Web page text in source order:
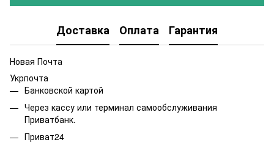
Доставка Оплата Гарантия
Новая Почта
Укрпочта
Банковской картой
Через кассу или терминал самообслуживания
Приватбанк.
Приват24